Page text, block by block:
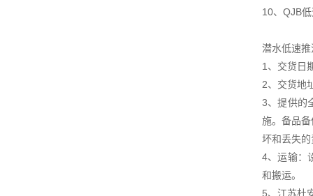
10、QJB
潜水低速
1、交货日
2、交货地
3、提供的
施。备品
坏和丢失
4、运输：
和搬运。
5、江苏杜